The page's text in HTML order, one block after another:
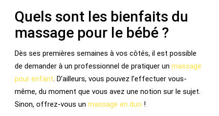
Quels sont les bienfaits du
massage pour le bébé ?
Dès ses premières semaines à vos côtés, il est possible
de demander à un professionnel de pratiquer un massage
pour enfant. D’ailleurs, vous pouvez l’effectuer vous-
même, du moment que vous avez une notion sur le sujet.
Sinon, offrez-vous un massage en duo !